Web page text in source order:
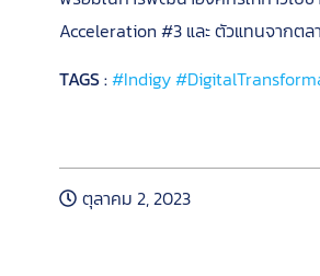
Acceleration #3 และ ตัวแทนจากต
TAGS :#Indigy
ตุลาคม 2, 2023